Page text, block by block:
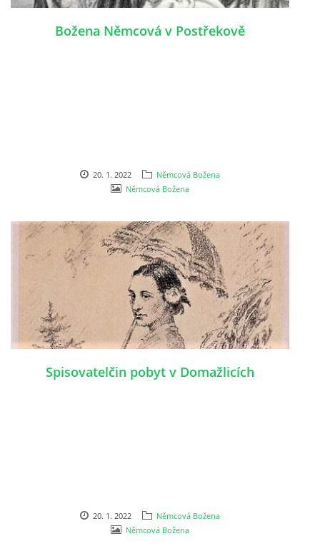
Božena Němcová v Postřekově
20. 1. 2022
Němcová Božena
Němcová Božena
Spisovatelčin pobyt v Domažlicích
20. 1. 2022
Němcová Božena
Němcová Božena